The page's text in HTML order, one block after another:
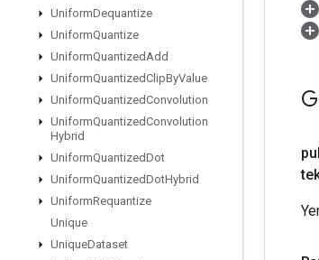
UniformDequantize
UniformQuantize
UniformQuantizedAdd
UniformQuantizedClipByValue
UniformQuantizedConvolution
UniformQuantizedConvolution
Hybrid
UniformQuantizedDot
UniformQuantizedDotHybrid
UniformRequantize
Unique
UniqueDataset